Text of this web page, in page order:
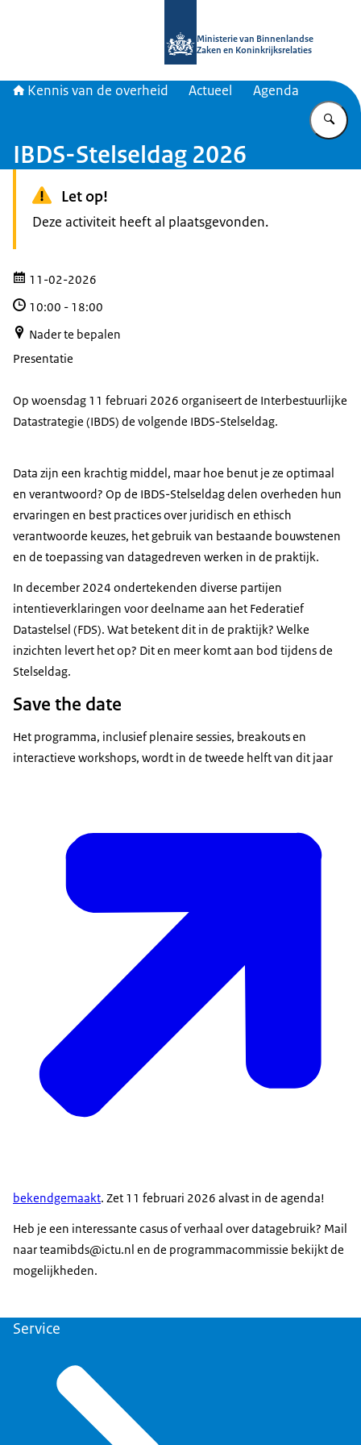
Ministerie van Binnenlandse
Zaken en Koninkrijksrelaties
Kennis van de overheid Actueel Agenda
IBDS-Stelseldag 2026
Let op!
Deze activiteit heeft al plaatsgevonden.
11-02-2026
10:00 - 18:00
Nader te bepalen
Presentatie
Op woensdag 11 februari 2026 organiseert de Interbestuurlijke
Datastrategie (IBDS) de volgende IBDS-Stelseldag.
Data zijn een krachtig middel, maar hoe benut je ze optimaal
en verantwoord? Op de IBDS-Stelseldag delen overheden hun
ervaringen en best practices over juridisch en ethisch
verantwoorde keuzes, het gebruik van bestaande bouwstenen
en de toepassing van datagedreven werken in de praktijk.
In december 2024 ondertekenden diverse partijen
intentieverklaringen voor deelname aan het Federatief
Datastelsel (FDS). Wat betekent dit in de praktijk? Welke
inzichten levert het op? Dit en meer komt aan bod tijdens de
Stelseldag.
Save the date
Het programma, inclusief plenaire sessies, breakouts en
interactieve workshops, wordt in de tweede helft van dit jaar
bekendgemaakt. Zet 11 februari 2026 alvast in de agenda!
Heb je een interessante casus of verhaal over datagebruik? Mail
naar teamibds@ictu.nl en de programmacommissie bekijkt de
mogelijkheden.
Service